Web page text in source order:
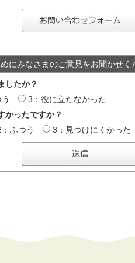
にみなさまのご意見をお聞かせく
したか？
3：役に立たなかった
かったですか？
：ふつう 3：見つけにくかった